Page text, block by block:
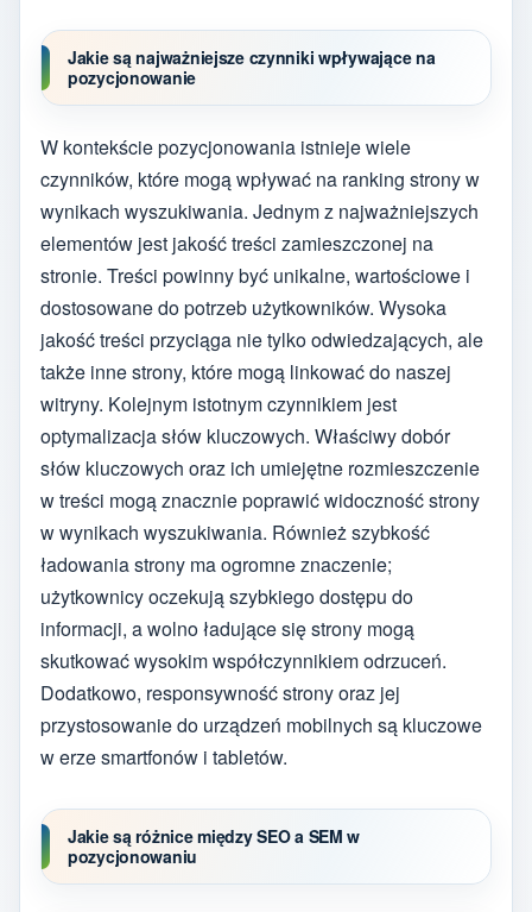
Jakie są najważniejsze czynniki wpływające na
pozycjonowanie
W kontekście pozycjonowania istnieje wiele
czynników, które mogą wpływać na ranking strony w
wynikach wyszukiwania. Jednym z najważniejszych
elementów jest jakość treści zamieszczonej na
stronie. Treści powinny być unikalne, wartościowe i
dostosowane do potrzeb użytkowników. Wysoka
jakość treści przyciąga nie tylko odwiedzających, ale
także inne strony, które mogą linkować do naszej
witryny. Kolejnym istotnym czynnikiem jest
optymalizacja słów kluczowych. Właściwy dobór
słów kluczowych oraz ich umiejętne rozmieszczenie
w treści mogą znacznie poprawić widoczność strony
w wynikach wyszukiwania. Również szybkość
ładowania strony ma ogromne znaczenie;
użytkownicy oczekują szybkiego dostępu do
informacji, a wolno ładujące się strony mogą
skutkować wysokim współczynnikiem odrzuceń.
Dodatkowo, responsywność strony oraz jej
przystosowanie do urządzeń mobilnych są kluczowe
w erze smartfonów i tabletów.
Jakie są różnice między SEO a SEM w
pozycjonowaniu